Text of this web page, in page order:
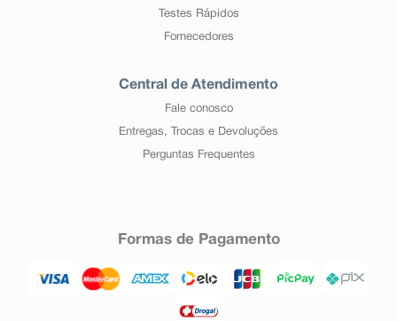
Testes Rápidos
Fornecedores
Central de Atendimento
Fale conosco
Entregas, Trocas e Devoluções
Perguntas Frequentes
Formas de Pagamento